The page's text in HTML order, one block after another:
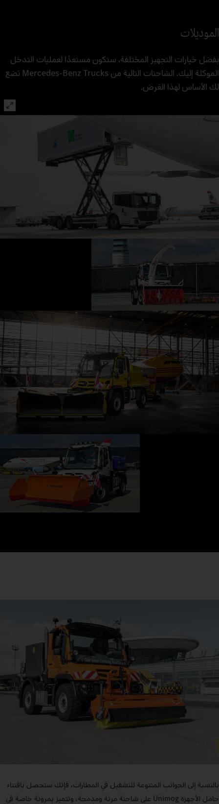
الموديلات
بفضل خيارات التجهيز المختلفة، ستكون مستعدًا لعمليات التدخل
الموكلة إليك. الشاحنات التالية من Mercedes‑Benz Trucks تضع
لك الأساس لهذا الغرض.
بالنسبة إلى الجوانب المتنوعة للتشغيل في المطارات، فإنك ستحصل باقتناء
حامل الأجهزة Unimog على شاحنة مرنة ومدمجة، وتتميز بمرونة خاصة في